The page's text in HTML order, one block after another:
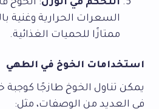
التحكم في الوزن: الخوخ
السعرات الحرارية وغنية
ممتازًا للحميات الغذائية.
استخدامات الخوخ في الطهي
يمكن تناول الخوخ طازجًا كوجبة
في العديد من الوصفات، مثل: